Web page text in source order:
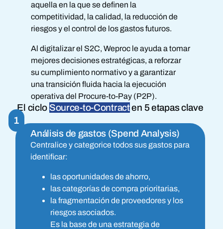
aquella en la que se definen la
competitividad, la calidad, la reducción de
riesgos y el control de los gastos futuros.
Al digitalizar el S2C, Weproc le ayuda a tomar
mejores decisiones estratégicas, a reforzar
su cumplimiento normativo y a garantizar
una transición fluida hacia la ejecución
operativa del Procure-to-Pay (P2P).
El ciclo Source-to-Contracten 5 etapas clave
1
Análisis de gastos (Spend Analysis)
Centralice y categorice todos sus gastos para
identificar:
las oportunidades de ahorro,
las categorías de compra prioritarias,
la fragmentación de proveedores y los
riesgos asociados.
Es la base de una estrategia de